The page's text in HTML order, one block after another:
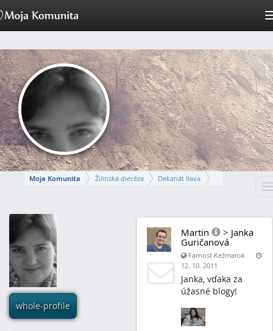
Moja Komunita Žilinská diecéza
Dekanát Ilava
JANKA
Napísať správu
whole-profile
Martin > Janka
Guričanová
Farnosť Kežmarok
12. 10. 2011
Janka, vďaka za
úžasné blogy!